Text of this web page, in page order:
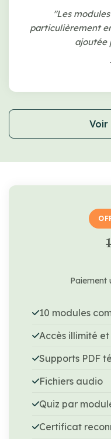
"Les
particulièrement
ajoutée
Voir
Paiement
10 modules
Accès illimité
Supports PDF
Fichiers audio
Quiz par
Certificat